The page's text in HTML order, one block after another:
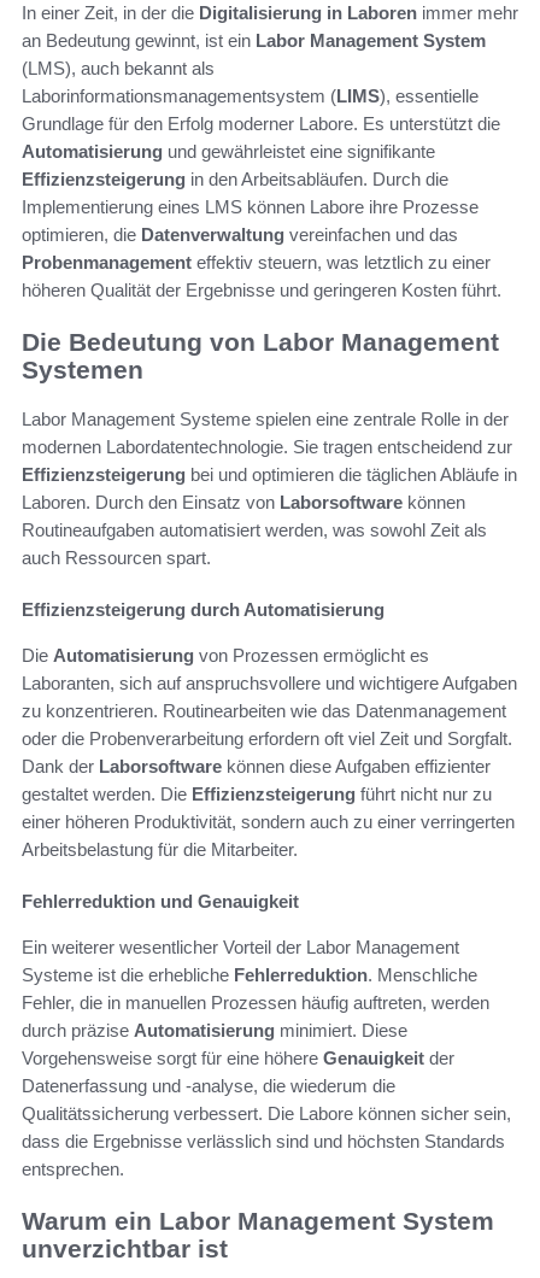
In einer Zeit, in der die Digitalisierung in Laboren immer mehr
an Bedeutung gewinnt, ist ein Labor Management System
(LMS), auch bekannt als
Laborinformationsmanagementsystem (LIMS), essentielle
Grundlage für den Erfolg moderner Labore. Es unterstützt die
Automatisierung und gewährleistet eine signifikante
Effizienzsteigerung in den Arbeitsabläufen. Durch die
Implementierung eines LMS können Labore ihre Prozesse
optimieren, die Datenverwaltung vereinfachen und das
Probenmanagement effektiv steuern, was letztlich zu einer
höheren Qualität der Ergebnisse und geringeren Kosten führt.
Die Bedeutung von Labor Management
Systemen
Labor Management Systeme spielen eine zentrale Rolle in der
modernen Labordatentechnologie. Sie tragen entscheidend zur
Effizienzsteigerung bei und optimieren die täglichen Abläufe in
Laboren. Durch den Einsatz von Laborsoftware können
Routineaufgaben automatisiert werden, was sowohl Zeit als
auch Ressourcen spart.
Effizienzsteigerung durch Automatisierung
Die Automatisierung von Prozessen ermöglicht es
Laboranten, sich auf anspruchsvollere und wichtigere Aufgaben
zu konzentrieren. Routinearbeiten wie das Datenmanagement
oder die Probenverarbeitung erfordern oft viel Zeit und Sorgfalt.
Dank der Laborsoftware können diese Aufgaben effizienter
gestaltet werden. Die Effizienzsteigerung führt nicht nur zu
einer höheren Produktivität, sondern auch zu einer verringerten
Arbeitsbelastung für die Mitarbeiter.
Fehlerreduktion und Genauigkeit
Ein weiterer wesentlicher Vorteil der Labor Management
Systeme ist die erhebliche Fehlerreduktion. Menschliche
Fehler, die in manuellen Prozessen häufig auftreten, werden
durch präzise Automatisierung minimiert. Diese
Vorgehensweise sorgt für eine höhere Genauigkeit der
Datenerfassung und -analyse, die wiederum die
Qualitätssicherung verbessert. Die Labore können sicher sein,
dass die Ergebnisse verlässlich sind und höchsten Standards
entsprechen.
Warum ein Labor Management System
unverzichtbar ist